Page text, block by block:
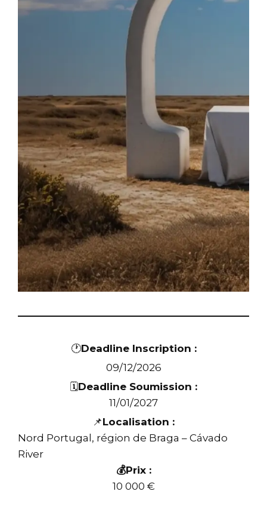
🕐Deadline Inscription :
09/12/2026
🗓️Deadline Soumission :
11/01/2027
📌Localisation :
Nord Portugal, région de Braga – Cávado
River
💰Prix :
10 000 €